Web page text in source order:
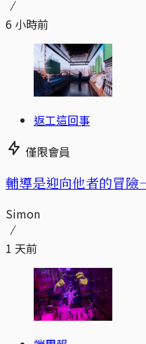
6 小時前
返工這回事
僅限會員
輔導是迎向他者的冒
Simon
1 天前